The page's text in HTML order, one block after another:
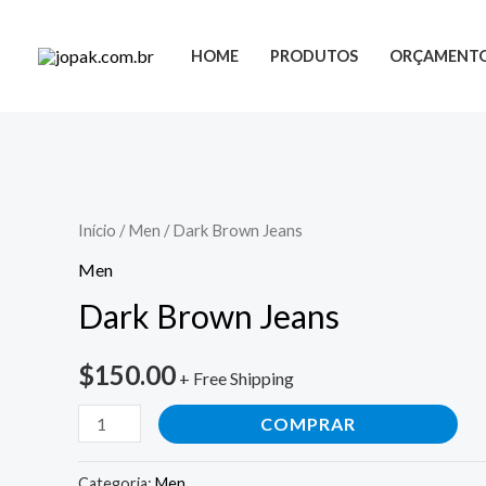
HOME PRODUTOS
Início /Men / Dark Brown Jeans
Men
Dark Brown Jeans
$150.00 + Free Shipping
COMPRAR